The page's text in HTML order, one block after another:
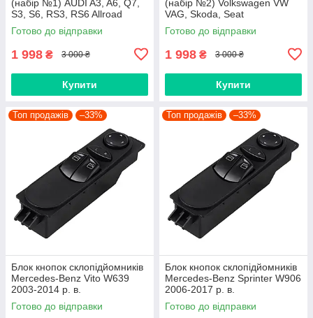
(набір №1) AUDI A3, A6, Q7,
S3, S6, RS3, RS6 Allroad
Хром 4F0959851H,
4F0959855B
Готово до відправки
1 998 ₴ 3 000 ₴
Купити
(набір №2) Volkswagen VW
VAG, Skoda, Seat
5ND959857, 1K4959857,
5K4959857, 1Z0959858,
Готово до відправки
1 998 ₴ 3 000 ₴
Купити
Топ продажів –33%
Блок кнопок склопідйомників
Mercedes-Benz Vito W639
2003-2014 р. в.
A6395450913, 6395450913
Готово до відправки
Топ продажів –33%
Блок кнопок склопідйомників
Mercedes-Benz Sprinter W906
2006-2017 р. в.
A9065451213, 9065451213,
68042382AA
Готово до відправки